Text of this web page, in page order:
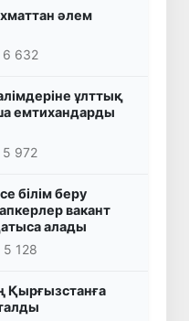
әлем
6 632
ұлттық
емтихандарды
5 972
білім беру
вакант
алады
5 128
Қырғызстанға